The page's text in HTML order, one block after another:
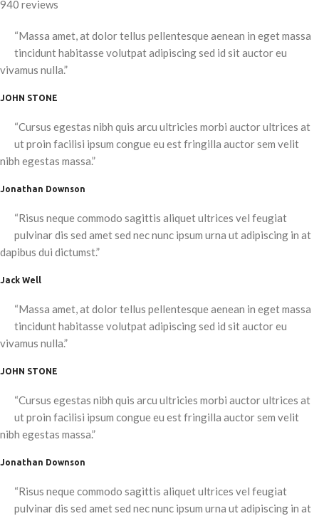
940 reviews
“Massa amet, at dolor tellus pellentesque aenean in eget massa
tincidunt habitasse volutpat adipiscing sed id sit auctor eu
vivamus nulla.”
JOHN STONE
“Cursus egestas nibh quis arcu ultricies morbi auctor ultrices at
ut proin facilisi ipsum congue eu est fringilla auctor sem velit
nibh egestas massa.”
Jonathan Downson
“Risus neque commodo sagittis aliquet ultrices vel feugiat
pulvinar dis sed amet sed nec nunc ipsum urna ut adipiscing in at
dapibus dui dictumst.”
Jack Well
“Massa amet, at dolor tellus pellentesque aenean in eget massa
tincidunt habitasse volutpat adipiscing sed id sit auctor eu
vivamus nulla.”
JOHN STONE
“Cursus egestas nibh quis arcu ultricies morbi auctor ultrices at
ut proin facilisi ipsum congue eu est fringilla auctor sem velit
nibh egestas massa.”
Jonathan Downson
“Risus neque commodo sagittis aliquet ultrices vel feugiat
pulvinar dis sed amet sed nec nunc ipsum urna ut adipiscing in at